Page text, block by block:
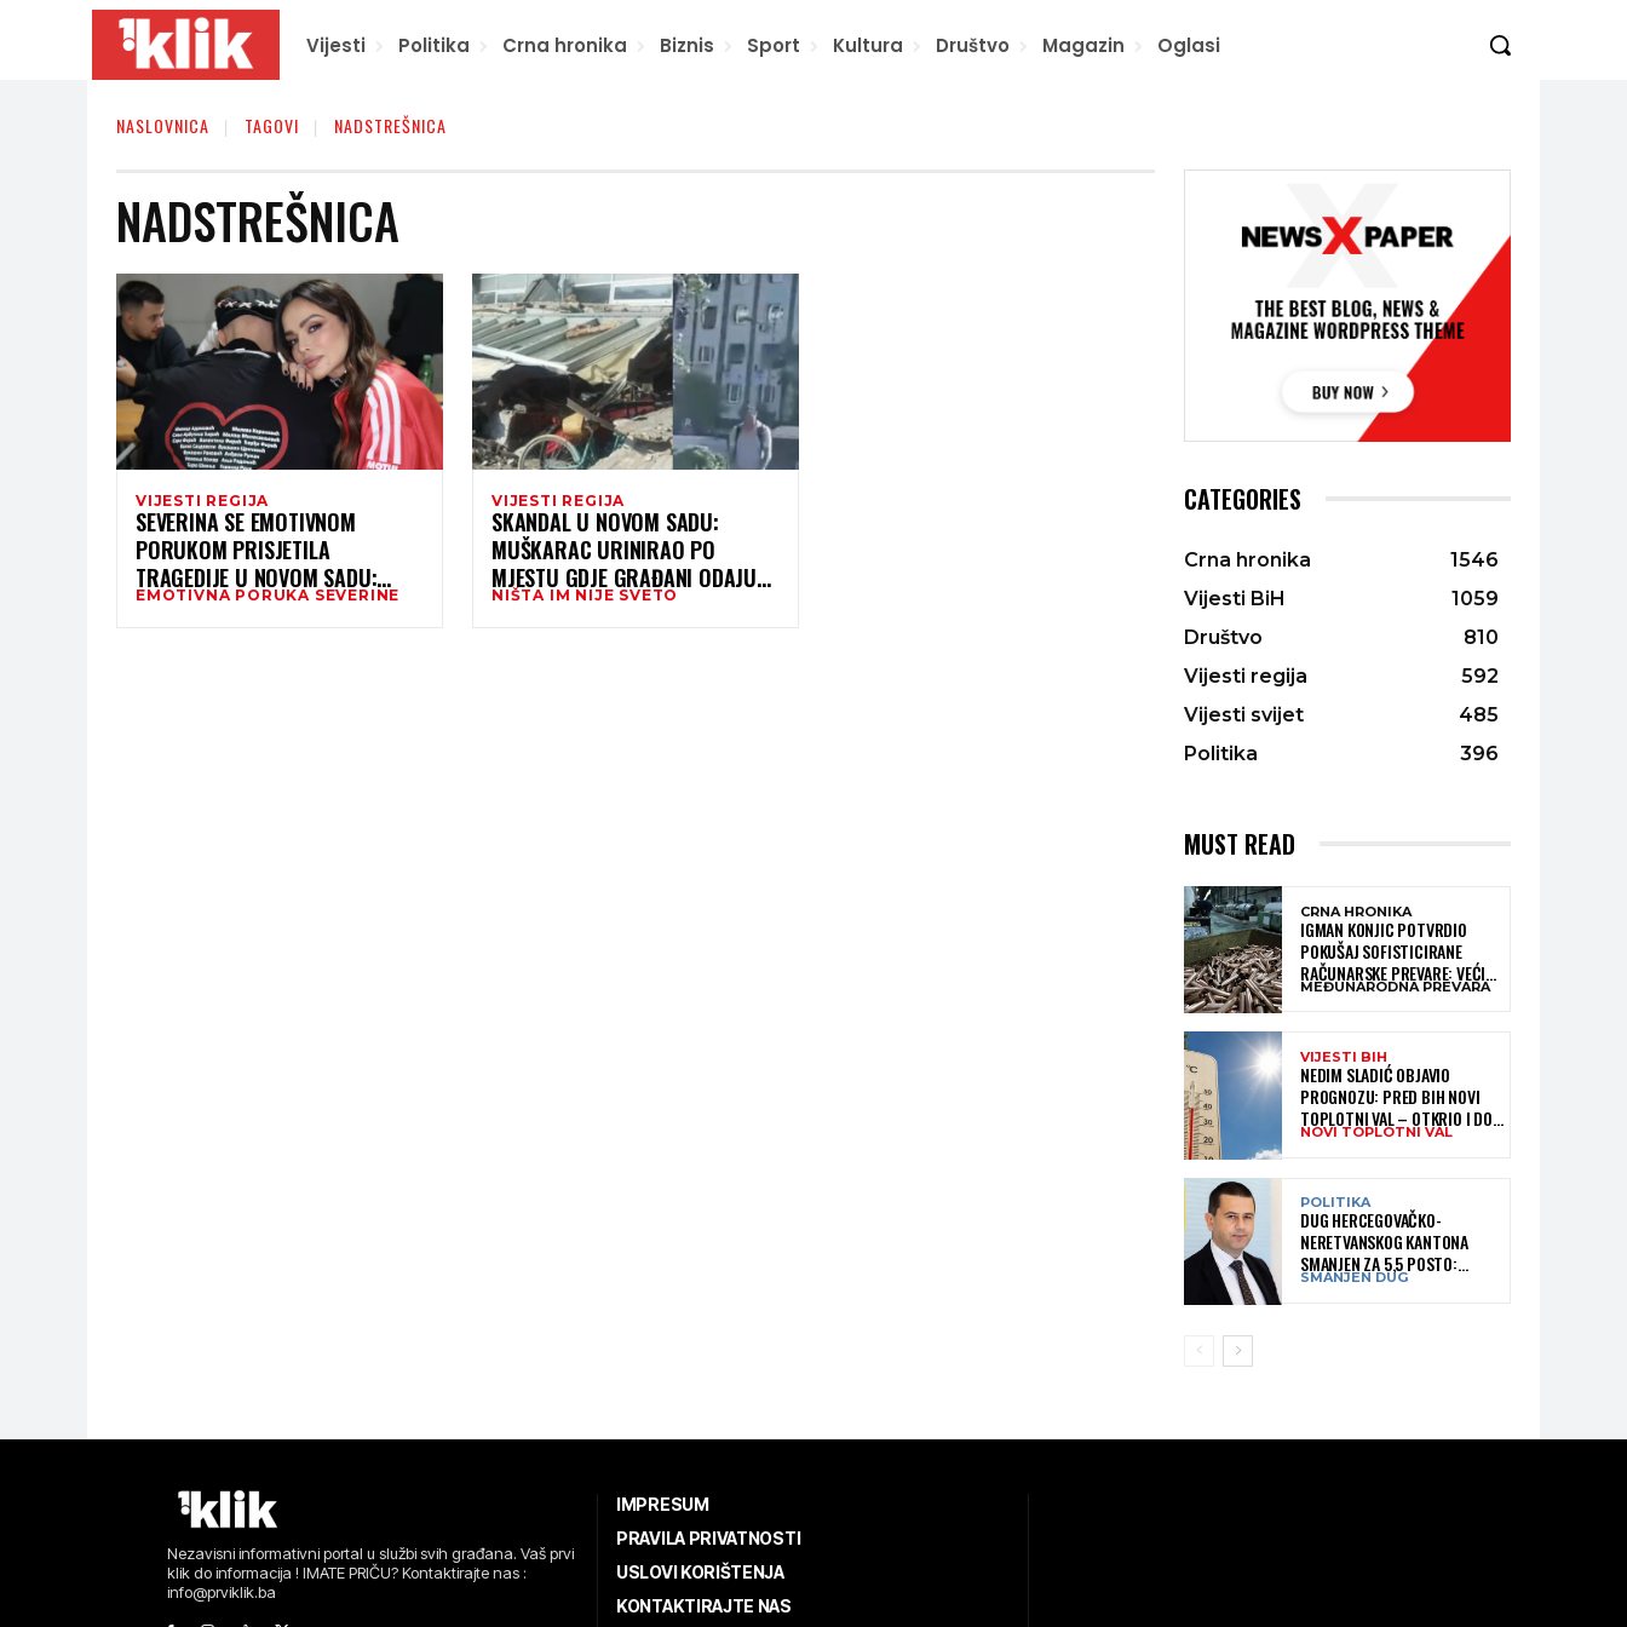
Vijesti Politika Crna hronika Biznis Sport Kultura Društvo Magazin Oglasi
NASLOVNICA TAGOVI NADSTREŠNICA
NADSTREŠNICA
VIJESTI REGIJA
SEVERINA SE EMOTIVNOM
PORUKOM PRISJETILA
TRAGEDIJE U NOVOM SADU:
“SMRT IH JE ZATEKLA U
EMOTIVNA PORUKA SEVERINE
VIJESTI REGIJA
SKANDAL U NOVOM SADU:
MUŠKARAC URINIRAO PO
MJESTU GDJE GRAĐANI ODAJU
POČAST STRADALIMA U PADU
NIŠTA IM NIJE SVETO
CATEGORIES
Crna hronika
1546
Vijesti BiH
1059
Društvo
810
Vijesti regija
592
Vijesti svijet
485
Politika
396
MUST READ
CRNA HRONIKA
IGMAN KONJIC POTVRDIO
POKUŠAJ SOFISTICIRANE
RAČUNARSKE PREVARE: VEĆI
DIO NOVCA BLOKIRAN,
MEĐUNARODNA PREVARA
VIJESTI BIH
NEDIM SLADIĆ OBJAVIO
PROGNOZU: PRED BIH NOVI
TOPLOTNI VAL – OTKRIO I DO
KADA BI MOGAO TRAJATI
NOVI TOPLOTNI VAL
POLITIKA
DUG HERCEGOVAČKO-
NERETVANSKOG KANTONA
SMANJEN ZA 5,5 POSTO:
OBJAVLJENI NAJNOVIJI PODACI
SMANJEN DUG
Nezavisni informativni portal u službi svih građana. Vaš prvi
klik do informacija ! IMATE PRIČU? Kontaktirajte nas :
info@prviklik.ba
IMPRESUM
PRAVILA PRIVATNOSTI
USLOVI KORIŠTENJA
KONTAKTIRAJTE NAS